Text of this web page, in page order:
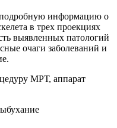
подробную информацию о
в трех проекциях
выявленных патологий
очаги заболеваний и
МРТ, аппарат